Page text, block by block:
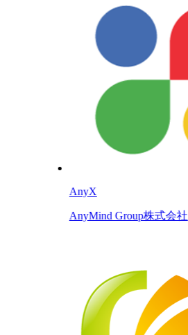
AnyX
AnyMind Group株式会社